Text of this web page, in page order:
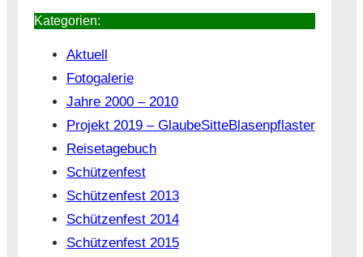
Kategorien:
Aktuell
Fotogalerie
Jahre 2000 – 2010
Projekt 2019 – GlaubeSitteBlasenpflaster
Reisetagebuch
Schützenfest
Schützenfest 2013
Schützenfest 2014
Schützenfest 2015